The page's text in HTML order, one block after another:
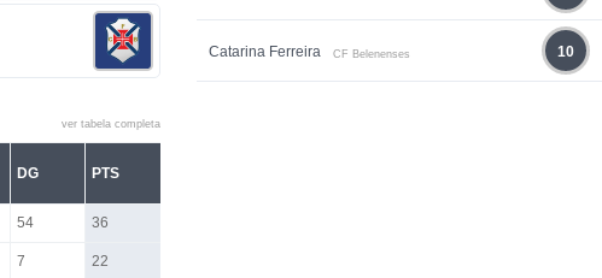
ver tabela completa
DG PTS
54 36
7 22
Catarina Ferreira CF Belenenses 10